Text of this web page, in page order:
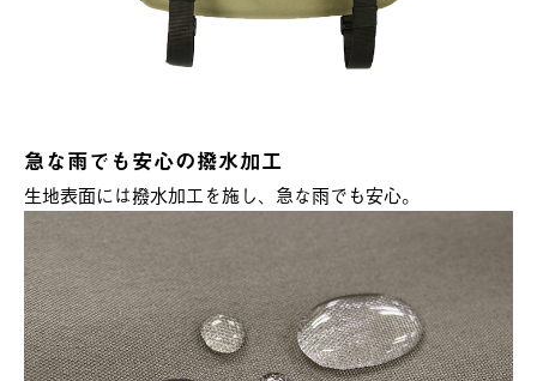
急な雨でも安心の撥水加工
生地表面には撥水加工を施し、急な雨でも安心。